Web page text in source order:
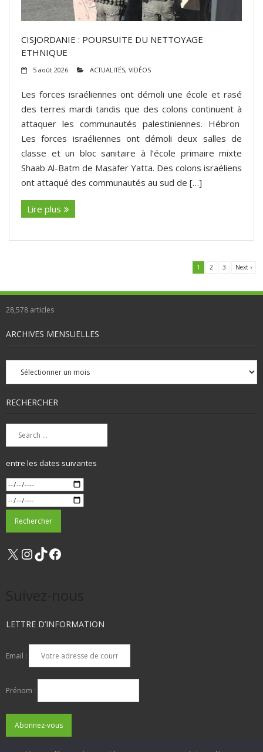
CISJORDANIE : POURSUITE DU NETTOYAGE
ETHNIQUE
5 août 2026 ACTUALITÉS, VIDÉOS
Les forces israéliennes ont démoli une école et rasé
des terres mardi tandis que des colons continuent à
attaquer les communautés palestiniennes. Hébron
Les forces israéliennes ont démoli deux salles de
classe et un bloc sanitaire à l’école primaire mixte
Shaab Al-Batm de Masafer Yatta. Des colons israéliens
ont attaqué des communautés au sud de […]
Lire plus
1 2 3 Next ›
28,578 articles
ARCHIVES MENSUELLES
Archives
mensuelles
RECHERCHER
entre les dates suivantes
X Instagram
TikTok
LETTRE D’INFORMATION
Email :
Prénom :